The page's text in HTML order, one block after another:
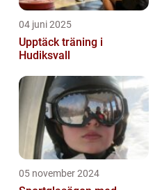
04 juni 2025
Upptäck träning i
Hudiksvall
05 november 2024